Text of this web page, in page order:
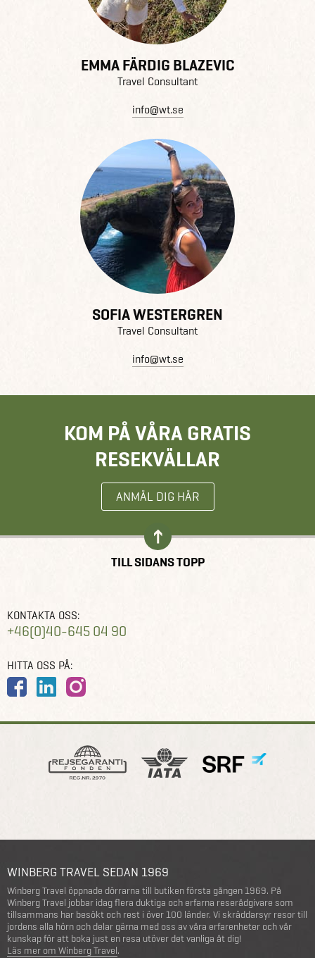
EMMA FÄRDIG BLAZEVIC
Travel Consultant
info@wt.se
SOFIA WESTERGREN
Travel Consultant
info@wt.se
KOM PÅ VÅRA GRATIS
RESEKVÄLLAR
ANMÄL DIG HÄR
TILL SIDANS TOPP
KONTAKTA OSS:
+46(0)40-645 04 90
HITTA OSS PÅ:
WINBERG TRAVEL SEDAN 1969
Winberg Travel öppnade dörrarna till butiken första gången 1969. På
Winberg Travel jobbar idag flera duktiga och erfarna reserådgivare som
tillsammans har besökt och rest i över 100 länder. Vi skräddarsyr resor till
jordens alla hörn och delar gärna med oss av våra erfarenheter och vår
kunskap för att boka just en resa utöver det vanliga åt dig!
Läs mer om Winberg Travel.